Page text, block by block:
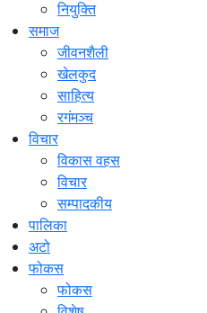
नियुक्ति
समाज
जीवनशैली
खेलकुद
साहित्य
रगंमञ्च
विचार
विकास वहस
विचार
सम्पादकीय
पालिका
अटो
फोकस
फोकस